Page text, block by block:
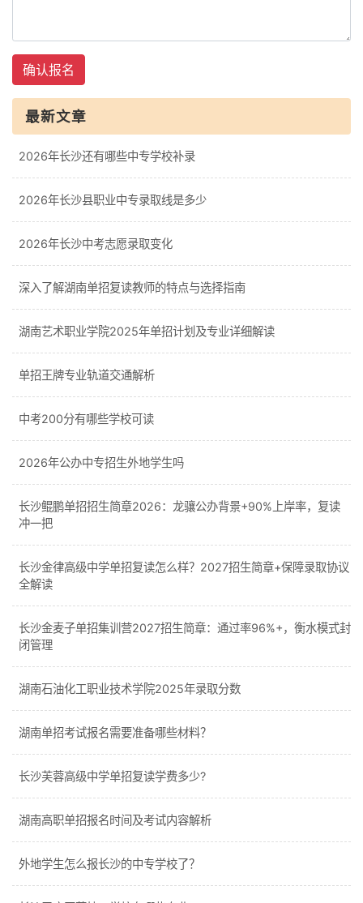
确认报名
最新文章
2026年长沙还有哪些中专学校补录
2026年长沙县职业中专录取线是多少
2026年长沙中考志愿录取变化
深入了解湖南单招复读教师的特点与选择指南
湖南艺术职业学院2025年单招计划及专业详细解读
单招王牌专业轨道交通解析
中考200分有哪些学校可读
2026年公办中专招生外地学生吗
长沙鲲鹏单招招生简章2026：龙骧公办背景+90%上岸率，复读
冲一把
长沙金律高级中学单招复读怎么样？2027招生简章+保障录取协议
全解读
长沙金麦子单招集训营2027招生简章：通过率96%+，衡水模式封
闭管理
湖南石油化工职业技术学院2025年录取分数
湖南单招考试报名需要准备哪些材料？
长沙芙蓉高级中学单招复读学费多少?
湖南高职单招报名时间及考试内容解析
外地学生怎么报长沙的中专学校了？